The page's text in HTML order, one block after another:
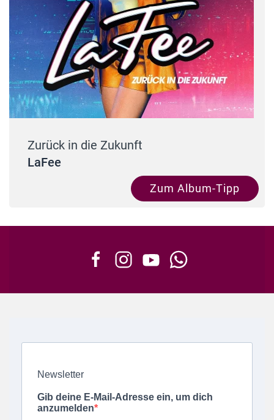
Zurück in die Zukunft
LaFee
Zum Album-Tipp